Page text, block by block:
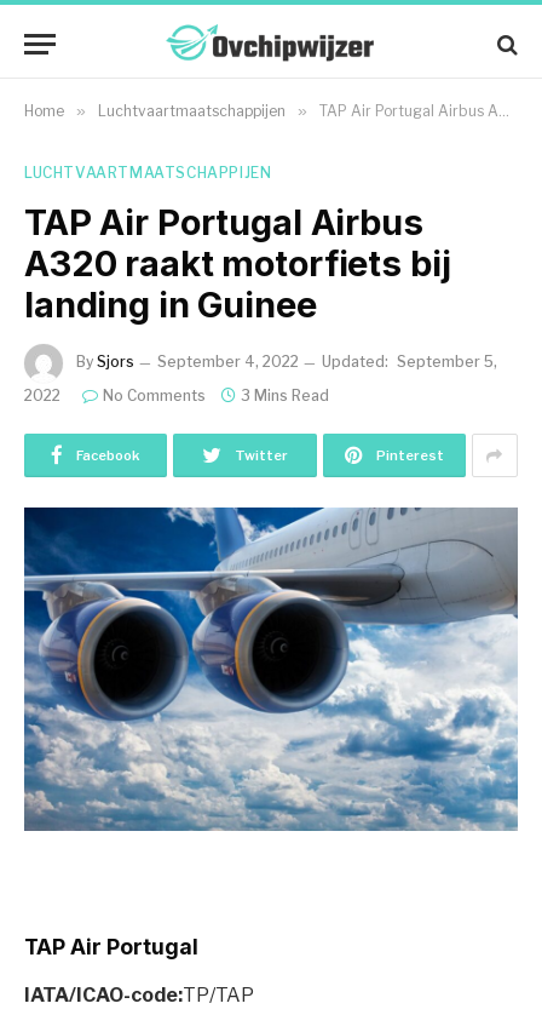
Home » Luchtvaartmaatschappijen » TAP Air Portugal Airbus A320 raakt motorfiets bij landing in Guinee
LUCHTVAARTMAATSCHAPPIJEN
TAP Air Portugal Airbus
A320 raakt motorfiets bij
landing in Guinee
By Sjors September 4, 2022 Updated: September 5,
2022
No Comments 3 Mins Read
Facebook Twitter Pinterest
TAP Air Portugal
IATA/ICAO-code:TP/TAP